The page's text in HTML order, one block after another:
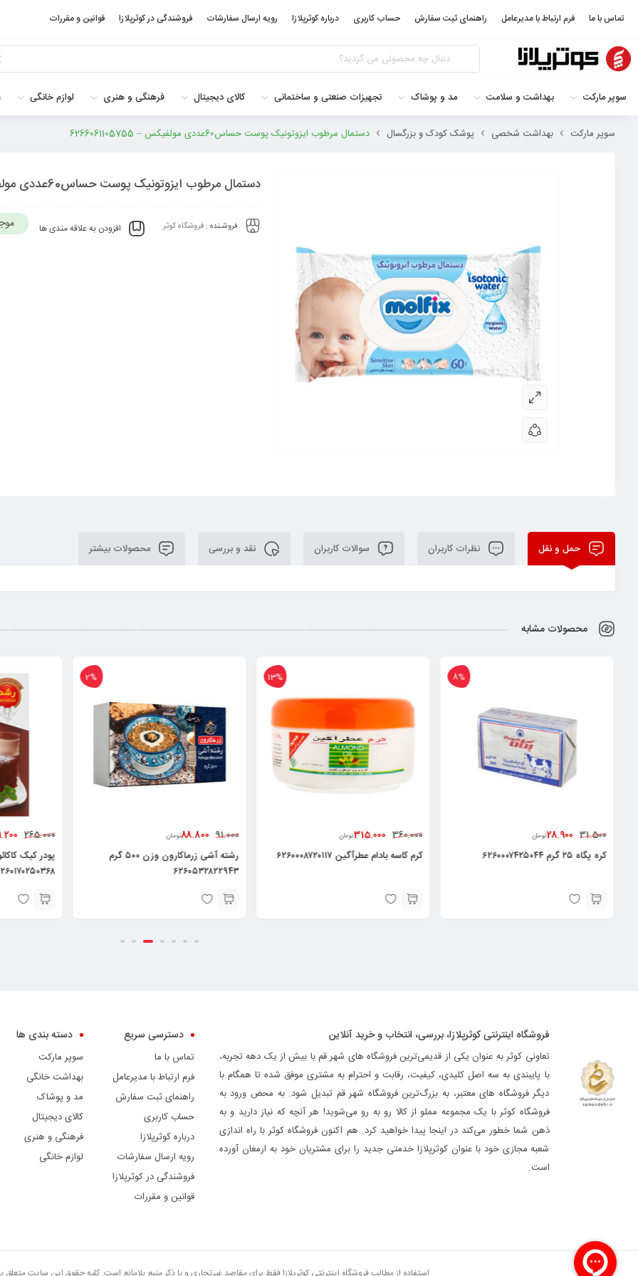
تماس با ما فرم ارتباط با مدیرعامل راهنمای ثبت سفارش حساب کاربری درباره کوثرپلازا رویه ارسال سفارشات فروشندگی در کوثرپلازا قوانین و مقررات
سوپر مارکت بهداشت و سلامت مد و پوشاک تجهیزات صنعتی و ساختمانی کالای دیجیتال فرهنگی و هنری لوازم خانگی
سوپر مارکت بهداشت شخصی پوشک کودک و بزرگسال دستمال مرطوب ایزوتونیک پوست حساس60عددی مولفیکس – 6266061105755
دستمال مرطوب ایزوتونیک پوست حساس60عددی مولفیکس – 6266061105755
فروشـنده : فروشگاه کوثر افزودن به علاقه مندی ها
حمل و نقل نظرات کاربران سوالات کاربران نقد و بررسی محصولات بیشتر
محصولات مشابه
8%
31.500
28.900تومان
کره پگاه ۲۵ گرم ۶۲۶۰۰۰۷۴۲۵۰۴۴
13%
360.000
315.000تومان
کرم کاسه بادام عطرآگین ۶۲۶۰۰۰۸۷۲۰۱۱۷
2%
91.000
88.800تومان
رشته آشی زرماکارون وزن ۵۰۰ گرم
۶۲۶۰۵۳۲۸۲۲۹۴۳
265.000
۶۲۶۰۱۷۰۲۵۰۳۶۸
فروشگاه اینترنتی کوثرپلازا، بررسی، انتخاب و خرید آنلاین
تعاونی کوثر به عنوان یکی از قدیمی‌ترین فروشگاه های شهر قم با بیش از یک دهه تجربه،
با پایبندی به سه اصل کلیدی، کیفیت، رقابت و احترام به مشتری موفق شده تا همگام با
دیگر فروشگاه های معتبر، به بزرگ‌ترین فروشگاه شهر قم تبدیل شود. به محض ورود به
فروشگاه کوثر با یک مجموعه مملو از کالا رو به رو می‌شوید! هر آنچه که نیاز دارید و به
ذهن شما خطور می‌کند در اینجا پیدا خواهید کرد. هم اکنون فروشگاه کوثر با راه اندازی
شعبه مجازی خود با عنوان کوثرپلازا خدمتی جدید را برای مشتریان خود به ارمغان آورده
است.
دسترسی سریع
تماس با ما
فرم ارتباط با مدیرعامل
راهنمای ثبت سفارش
حساب کاربری
درباره کوثرپلازا
رویه ارسال سفارشات
فروشندگی در کوثرپلازا
قوانین و مقررات
دسته بندی ها
سوپر مارکت
بهداشت خانگی
مد و پوشاک
کالای دیجیتال
فرهنگی و هنری
لوازم خانگی
استفاده از مطالب فروشگاه اینترنتی کوثرپلازا فقط برای مقاصد غیرتجاری و با ذکر منبع بلامانع است. کلیه حقوق این سایت